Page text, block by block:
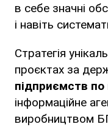
в себе значні
і навіть
Стратегія
проєктах за
підприємств по
інформаційне
виробництвом